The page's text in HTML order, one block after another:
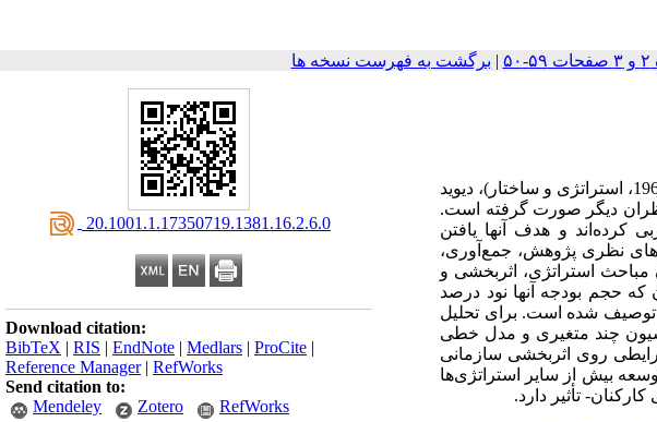
| برگشت به فهرست نسخه ها
‎ 20.1001.1.17350719.1381.16.2.6.0
Download citation:
BibTeX | RIS | EndNote | Medlars | ProCite |
Reference Manager| RefWorks
Send citation to:
Mendeley
Zotero RefWorks
این پژوهش در راستای هدف‌های برنامه سوم توسعه کشور و در ادامه فعالیت‌های علمی پژوهشگرانی مانند چندلر (1962، استراتژی و ساختار)، دیوید
(1990، موفقیت سازمان) و صاحب نظران دیگر صورت گرفته است.
کرده‌اند و هدف آنها یافتن
نظری پژوهش، جمع‌آوری،
مباحث استراتژی، اثربخشی و
حجم بودجه آنها نود درصد
توصیف شده است. برای تحلیل
چند متغیری و مدل خطی
روی اثربخشی سازمانی
بیش از سایر استراتژی‌ها
تأثیر دارد.